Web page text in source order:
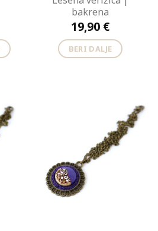
bakrena
19,90 €
BERI DALJE